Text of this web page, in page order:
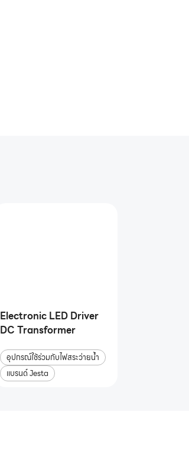
Electronic LED Driver
DC Transformer
อุปกรณ์ใช้ร่วมกับไฟสระว่ายน้ำ
แบรนด์ Jesta